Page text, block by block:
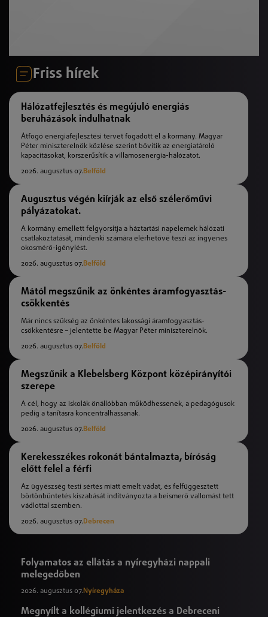
Friss hírek
Hálózatfejlesztés és megújuló energiás
beruházások indulhatnak
Átfogó energiafejlesztési tervet fogadott el a kormány. Magyar
Péter miniszterelnök közlése szerint bővítik az energiatároló
kapacitásokat, korszerűsítik a villamosenergia-hálózatot.
2026. augusztus 07.Belföld
Augusztus végén kiírják az első szélerőművi
pályázatokat.
A kormány emellett felgyorsítja a háztartási napelemek hálózati
csatlakoztatását, mindenki számára elérhetővé teszi az ingyenes
okosmérő-igénylést.
2026. augusztus 07.Belföld
Mától megszűnik az önkéntes áramfogyasztás-
csökkentés
Már nincs szükség az önkéntes lakossági áramfogyasztás-
csökkentésre – jelentette be Magyar Péter miniszterelnök.
2026. augusztus 07.Belföld
Megszűnik a Klebelsberg Központ középirányítói
szerepe
A cél, hogy az iskolák önállóbban működhessenek, a pedagógusok
pedig a tanításra koncentrálhassanak.
2026. augusztus 07.Belföld
Kerekesszékes rokonát bántalmazta, bíróság
előtt felel a férfi
Az ügyészség testi sértés miatt emelt vádat, és felfüggesztett
börtönbüntetés kiszabását indítványozta a beismerő vallomást tett
vádlottal szemben.
2026. augusztus 07.Debrecen
Folyamatos az ellátás a nyíregyházi nappali
melegedőben
2026. augusztus 07. Nyíregyháza
Megnyílt a kollégiumi jelentkezés a Debreceni